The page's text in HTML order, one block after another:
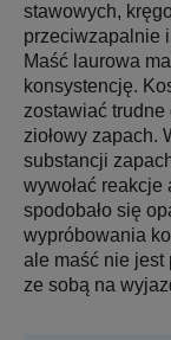
stawowych,
przeciwzapalnie
Maść laurowa
konsystencję.
zostawiać
ziołowy zapach.
substancji
wywołać
spodobało się
wypróbowania
ale maść nie jest
ze sobą na